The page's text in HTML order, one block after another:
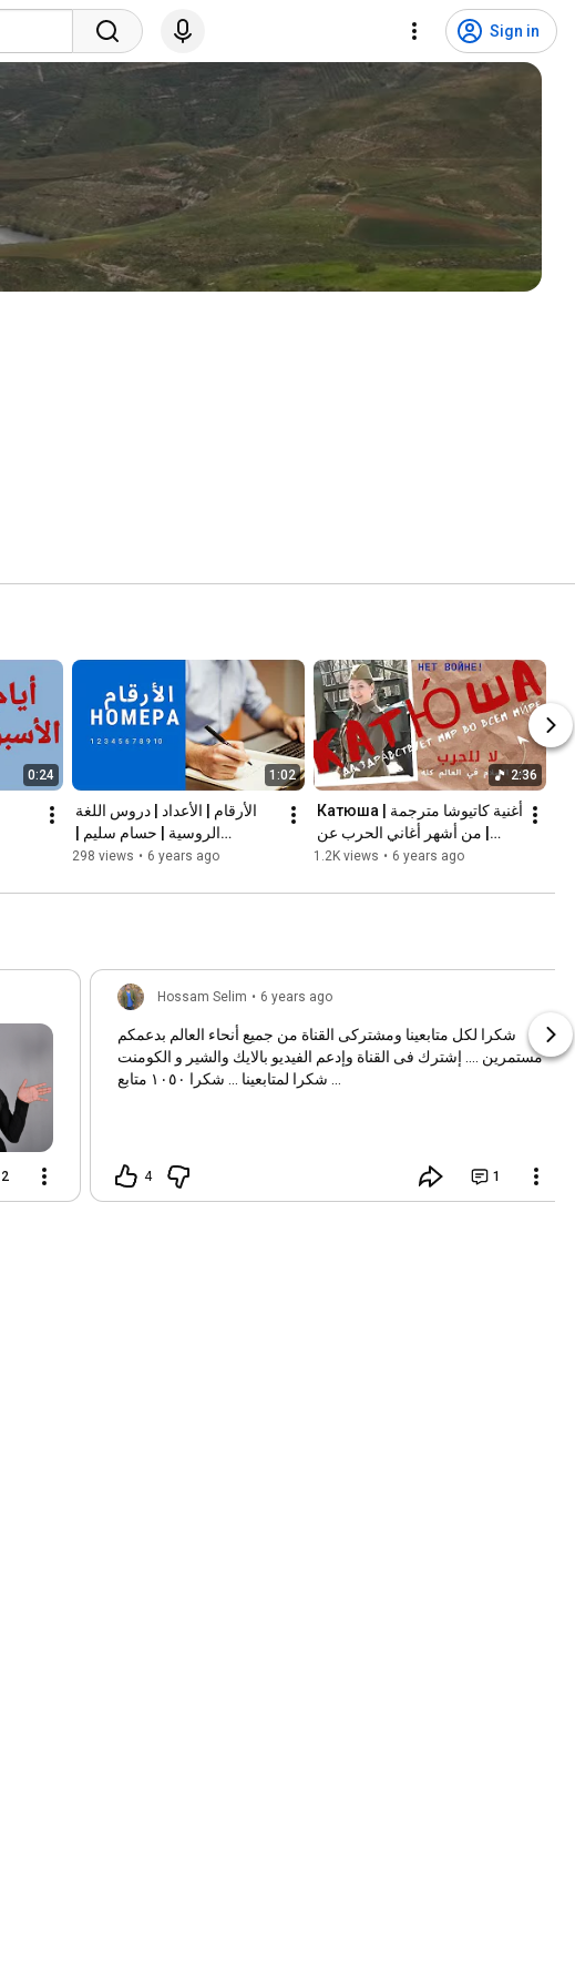
Sign in
0:24 1:02
#مفتاحك_للتواصل_مع_روسيا
298 views • 6 years ago
2:36
الحب والوفاء | كورس المحادثة | 1.2K views • 6 years ago
2
Hossam Selim • 6 years ago
شكرا لكل متابعينا ومشتركى القناة من جميع أنحاء العالم بدعمكم
مستمرين .... إشترك فى القناة وإدعم الفيديو بالايك والشير و الكومنت
4 1